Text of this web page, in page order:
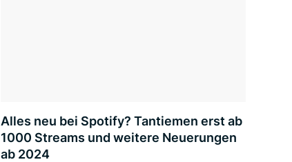
Alles neu bei Spotify? Tantiemen erst ab
1000 Streams und weitere Neuerungen
ab 2024